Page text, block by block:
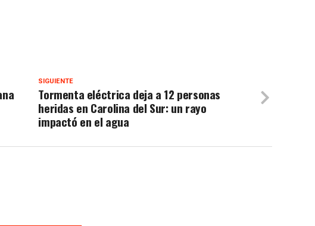
SIGUIENTE
Tormenta eléctrica deja a 12 personas
heridas en Carolina del Sur: un rayo
impactó en el agua